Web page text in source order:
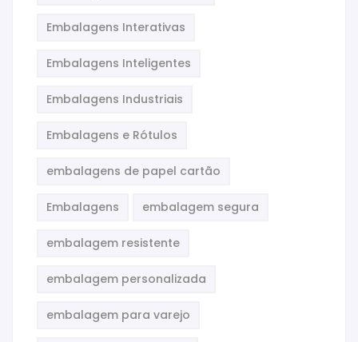
Embalagens Interativas
Embalagens Inteligentes
Embalagens Industriais
Embalagens e Rótulos
embalagens de papel cartão
Embalagens embalagem segura
embalagem resistente
embalagem personalizada
embalagem para varejo